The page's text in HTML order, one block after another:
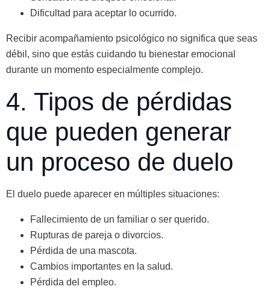
Dificultad para aceptar lo ocurrido.
Recibir acompañamiento psicológico no significa que seas
débil, sino que estás cuidando tu bienestar emocional
durante un momento especialmente complejo.
4. Tipos de pérdidas
que pueden generar
un proceso de duelo
El duelo puede aparecer en múltiples situaciones:
Fallecimiento de un familiar o ser querido.
Rupturas de pareja o divorcios.
Pérdida de una mascota.
Cambios importantes en la salud.
Pérdida del empleo.